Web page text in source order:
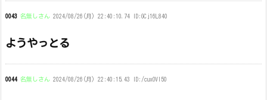
0043 名無しさん 2024/08/26(月) 22:40:10.74 ID:GCj16L840
ようやっとる
0044 名無しさん 2024/08/26(月) 22:40:15.43 ID:/cuxOVl50